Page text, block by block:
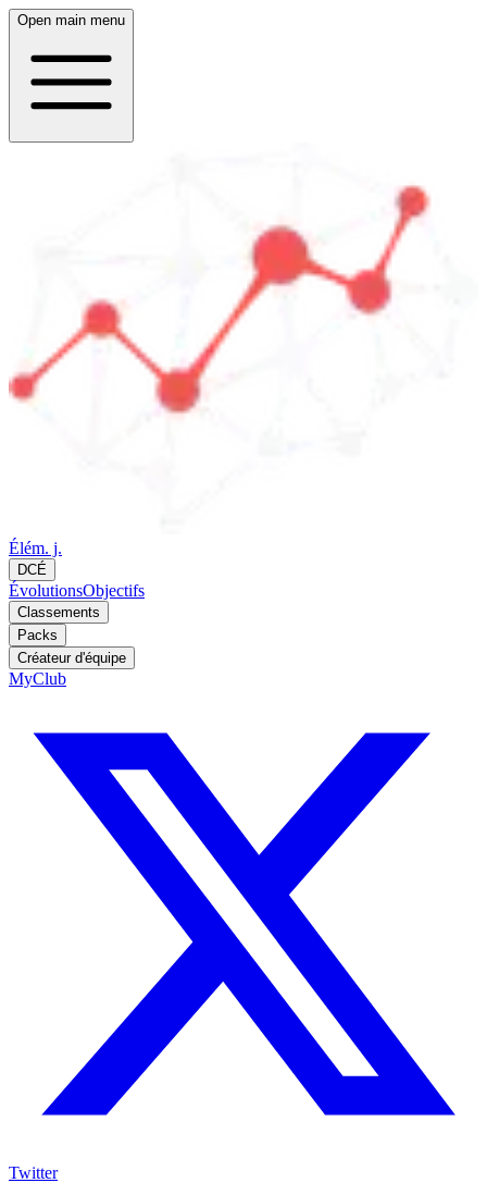
Open main menu
Élém. j.
DCÉ
ÉvolutionsObjectifs
Classements
Packs
Créateur d'équipe
MyClub
Twitter